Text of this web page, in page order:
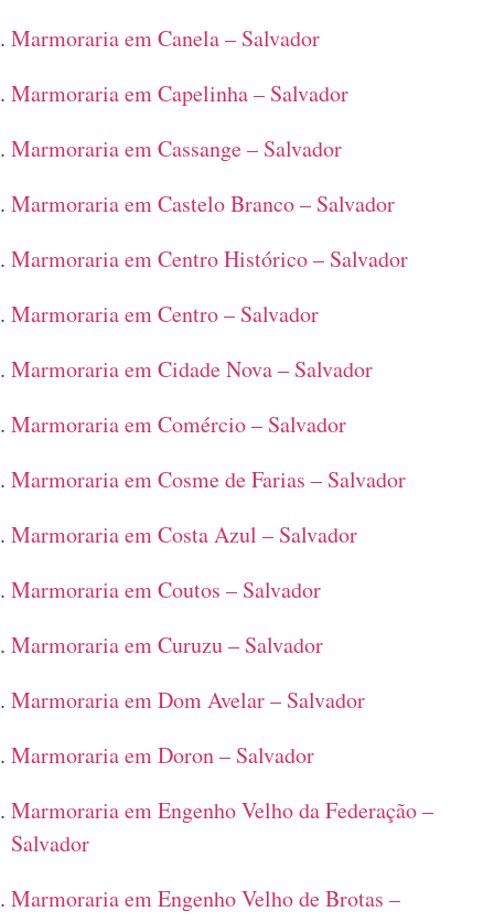
Marmoraria em Canela – Salvador
Marmoraria em Capelinha – Salvador
Marmoraria em Cassange – Salvador
Marmoraria em Castelo Branco – Salvador
Marmoraria em Centro Histórico – Salvador
Marmoraria em Centro – Salvador
Marmoraria em Cidade Nova – Salvador
Marmoraria em Comércio – Salvador
Marmoraria em Cosme de Farias – Salvador
Marmoraria em Costa Azul – Salvador
Marmoraria em Coutos – Salvador
Marmoraria em Curuzu – Salvador
Marmoraria em Dom Avelar – Salvador
Marmoraria em Doron – Salvador
Marmoraria em Engenho Velho da Federação –
Salvador
Marmoraria em Engenho Velho de Brotas –